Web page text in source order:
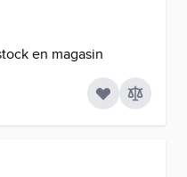
en magasin